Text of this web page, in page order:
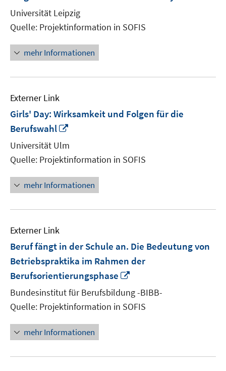
Universität Leipzig
Quelle: Projektinformation in SOFIS
mehr Informationen
Externer Link
Girls' Day: Wirksamkeit und Folgen für die
Berufswahl
Fenster
öffnen
Universität Ulm
Quelle: Projektinformation in SOFIS
mehr Informationen
Externer Link
Beruf fängt in der Schule an. Die Bedeutung von
Betriebspraktika im Rahmen der
Berufsorientierungsphase
Fenster
öffnen
Bundesinstitut für Berufsbildung -BIBB-
Quelle: Projektinformation in SOFIS
mehr Informationen